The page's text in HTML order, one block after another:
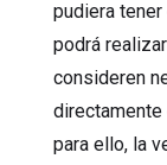
pudiera
podrá
consideren
para ello, la